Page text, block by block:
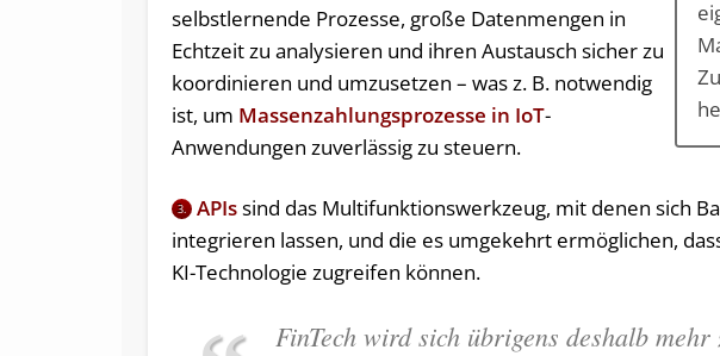
selbstlernende Prozesse, große Datenmengen in
Echtzeit zu analysieren und ihren Austausch sicher zu
koordinieren und umzusetzen – was z. B. notwendig
ist, um Massenzahlungsprozesse in IoT-
Anwendungen zuverlässig zu steuern.
3. APIssind das Multifunktionswerkzeug, mit denen sich
integrieren lassen, und die es umgekehrt ermöglichen,
KI-Technologie zugreifen können.
FinTech wird sich übrigens deshalb